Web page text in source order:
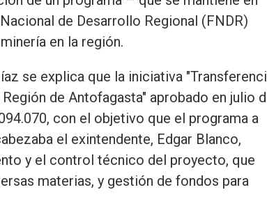
de Desarrollo Regional (FNDR)
en la región.
se explica que la iniciativa
de Antofagasta" aprobado en julio
con el objetivo que el programa a
el exintendente, Edgar Blanco,
y el control técnico del proyecto, que
materias, y gestión de fondos para